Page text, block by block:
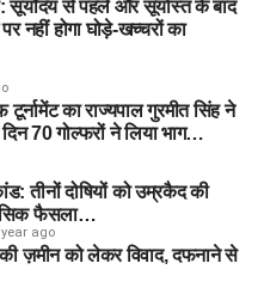
सूर्योदय से पहले और सूर्यास्त के बाद
पर नहीं होगा घोड़े-खच्चरों का
टूर्नामेंट का राज्यपाल गुरमीत सिंह ने
70 गोल्फरों ने लिया भाग…
तीनों दोषियों को उम्रकैद की
फैसला…
year ago
ज़मीन को लेकर विवाद, दफनाने से